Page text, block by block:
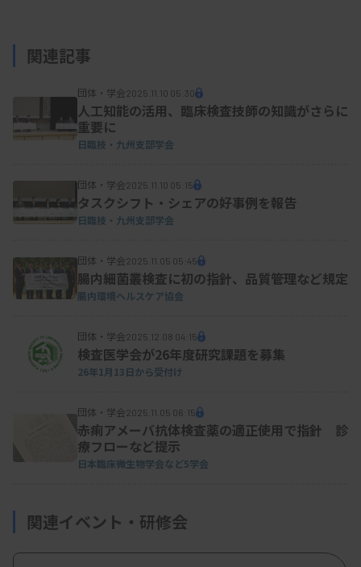
関連記事
団体・学会2025.11.10 05:30
人工知能の活用、臨床検査技師の知識がさらに
重要に
日臨技・九州支部学会
団体・学会2025.11.10 05:15
タスクシフト・シェアの好事例を報告
日臨技・九州支部学会
団体・学会2025.11.05 05:45
腸内細菌叢検査に初の指針、品質管理など規定
腸内環境ヘルスケア協会
団体・学会2025.12.08 04:15
検査医学会が26年度研究課題を募集
26年1月13日から受付け
団体・学会2025.11.05 06:15
赤痢アメーバ抗体検査薬の適正使用で指針 診
療フローなど提示
日本臨床微生物学会など 5学会
関連イベント・研修会